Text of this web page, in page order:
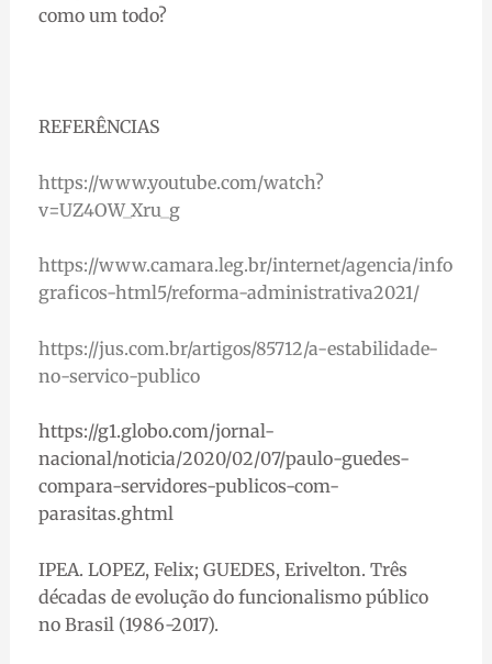
como um todo?
REFERÊNCIAS
https://www.youtube.com/watch?
v=UZ4OW_Xru_g
https://www.camara.leg.br/internet/agencia/info
graficos-html5/reforma-administrativa2021/
https://jus.com.br/artigos/85712/a-estabilidade-
no-servico-publico
https://g1.globo.com/jornal-
nacional/noticia/2020/02/07/paulo-guedes-
compara-servidores-publicos-com-
parasitas.ghtml
IPEA. LOPEZ, Felix; GUEDES, Erivelton. Três
décadas de evolução do funcionalismo público
no Brasil (1986-2017).